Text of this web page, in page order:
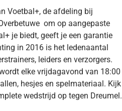
Voetbal+, de afdeling bij
om op aangepaste
je biedt, geeft je een garantie
in 2016 is het ledenaantal
leiders en verzorgers.
elke vrijdagavond van 18:00
hesjes en spelmateriaal. Kijk
wedstrijd op tegen Dreumel.